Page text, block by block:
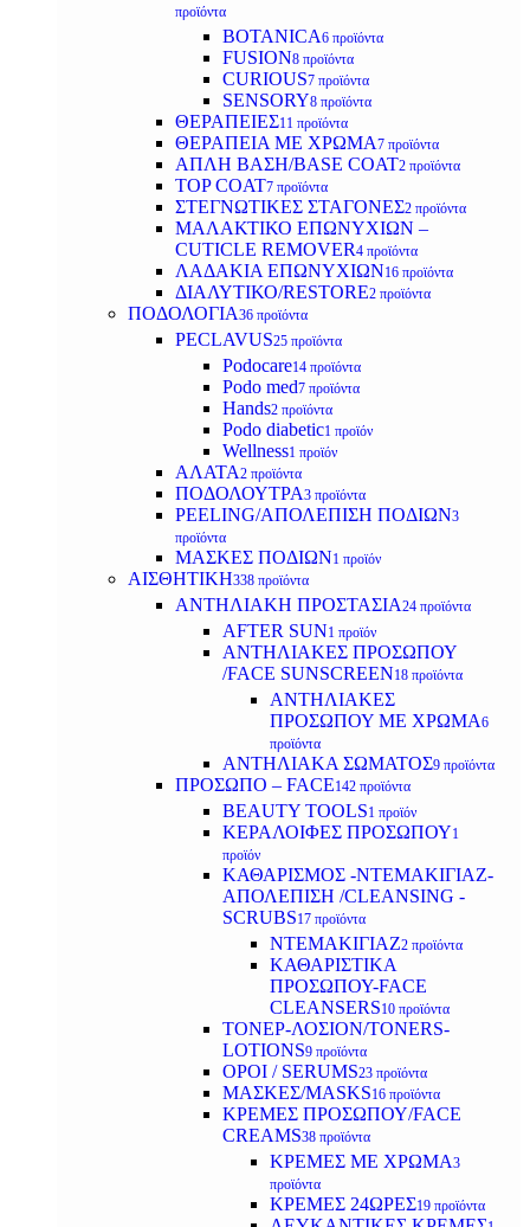
προϊόντα
BOTANICA6 προϊόντα
FUSION8 προϊόντα
CURIOUS7 προϊόντα
SENSORY8 προϊόντα
ΘΕΡΑΠΕΙΕΣ11 προϊόντα
ΘΕΡΑΠΕΙΑ ΜΕ ΧΡΩΜΑ7 προϊόντα
ΑΠΛΗ ΒΑΣΗ/BASE COAT2 προϊόντα
TOP COAT7 προϊόντα
ΣΤΕΓΝΩΤΙΚΕΣ ΣΤΑΓΟΝΕΣ2 προϊόντα
ΜΑΛΑΚΤΙΚΟ ΕΠΩΝΥΧΙΩΝ –
CUTICLE REMOVER4 προϊόντα
ΛΑΔΑΚΙΑ ΕΠΩΝΥΧΙΩΝ16 προϊόντα
ΔΙΑΛΥΤΙΚΟ/RESTORE2 προϊόντα
ΠΟΔΟΛΟΓΙΑ36 προϊόντα
PECLAVUS25 προϊόντα
Podocare14 προϊόντα
Podo med7 προϊόντα
Hands2 προϊόντα
Podo diabetic1 προϊόν
Wellness1 προϊόν
ΑΛΑΤΑ2 προϊόντα
ΠΟΔΟΛΟΥΤΡΑ3 προϊόντα
PEELING/ΑΠΟΛΕΠΙΣΗ ΠΟΔΙΩΝ3
προϊόντα
ΜΑΣΚΕΣ ΠΟΔΙΩΝ1 προϊόν
ΑΙΣΘΗΤΙΚΗ338 προϊόντα
ΑΝΤΗΛΙΑΚΗ ΠΡΟΣΤΑΣΙΑ24 προϊόντα
AFTER SUN1 προϊόν
ΑΝΤΗΛΙΑΚΕΣ ΠΡΟΣΩΠΟΥ
/FACE SUNSCREEN18 προϊόντα
ΑΝΤΗΛΙΑΚΕΣ
ΠΡΟΣΩΠΟΥ ΜΕ ΧΡΩΜΑ6
προϊόντα
ΑΝΤΗΛΙΑΚΑ ΣΩΜΑΤΟΣ9 προϊόντα
ΠΡΟΣΩΠΟ – FACE142 προϊόντα
BEAUTY TOOLS1 προϊόν
ΚΕΡΑΛΟΙΦΕΣ ΠΡΟΣΩΠΟΥ1
προϊόν
ΚΑΘΑΡΙΣΜΟΣ -ΝΤΕΜΑΚΙΓΙΑΖ-
ΑΠΟΛΕΠΙΣΗ /CLEANSING -
SCRUBS17 προϊόντα
ΝΤΕΜΑΚΙΓΙΑΖ2 προϊόντα
ΚΑΘΑΡΙΣΤΙΚΑ
ΠΡΟΣΩΠΟΥ-FACE
CLEANSERS10 προϊόντα
ΤΟΝΕΡ-ΛΟΣΙΟΝ/TONERS-
LOTIONS9 προϊόντα
ΟΡΟΙ / SERUMS23 προϊόντα
ΜΑΣΚΕΣ/MASKS16 προϊόντα
ΚΡΕΜΕΣ ΠΡΟΣΩΠΟΥ/FACE
CREAMS38 προϊόντα
ΚΡΕΜΕΣ ΜΕ ΧΡΩΜΑ3
προϊόντα
ΚΡΕΜΕΣ 24ΩΡΕΣ19 προϊόντα